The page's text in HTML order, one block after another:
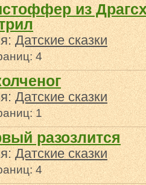
из
Датские сказки
4
Датские сказки
1
разозлится
Датские сказки
4